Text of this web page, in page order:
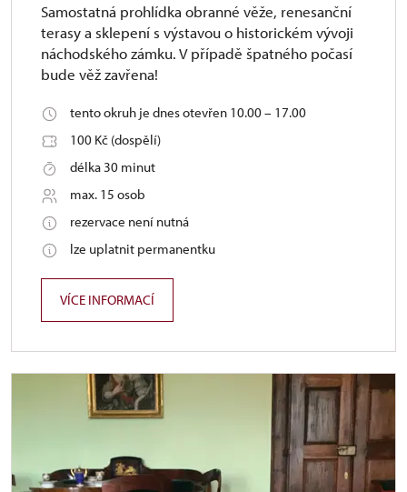
Samostatná prohlídka obranné věže, renesanční
terasy a sklepení s výstavou o historickém vývoji
náchodského zámku. V případě špatného počasí
bude věž zavřena!
tento okruh je dnes otevřen 10.00 – 17.00
100 Kč (dospělí)
délka 30 minut
max. 15 osob
rezervace není nutná
lze uplatnit permanentku
VÍCE INFORMACÍ